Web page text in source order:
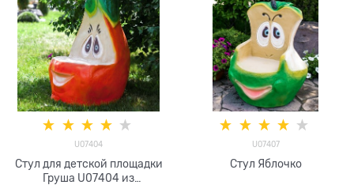
U07404
Стул для детской площадки
Груша U07404 из
U07407
Стул Яблочко